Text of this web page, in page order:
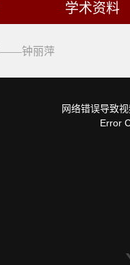
学术资料
——钟丽萍
网络错误导致视
Error